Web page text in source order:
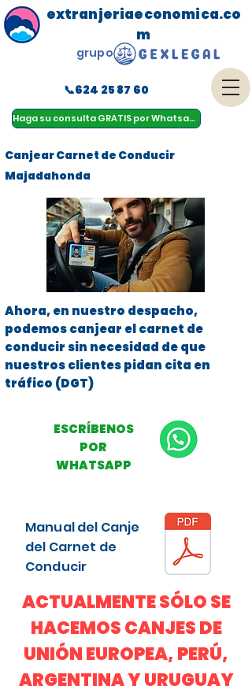
Haga su consulta GRATIS por Whatsapp
menu
extranjeriaeconomica.co
m
📞624 25 87 60
grupo
Canjear Carnet de Conducir
Majadahonda
Ahora, en nuestro despacho,
podemos canjear el carnet de
conducir sin necesidad de que
nuestros clientes pidan cita en
tráfico (DGT)
ESCRÍBENOS
POR
WHATSAPP
Manual del Canje
del Carnet de
Conducir
ACTUALMENTE SÓLO SE
HACEMOS CANJES DE
UNIÓN EUROPEA, PERÚ,
ARGENTINA Y URUGUAY